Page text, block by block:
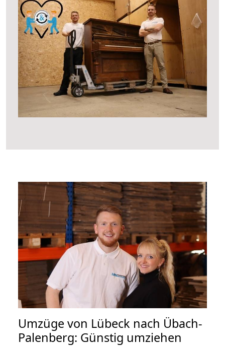
Umzüge von Lübeck nach Übach-
Palenberg: Günstig umziehen